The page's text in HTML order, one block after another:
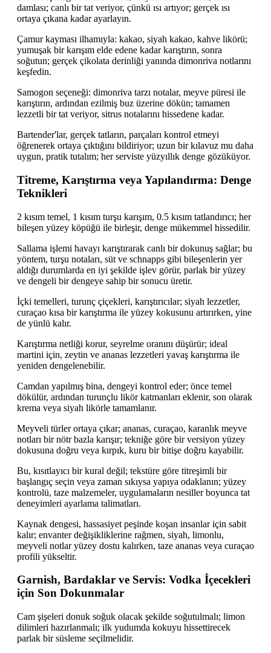
damlası; canlı bir tat veriyor, çünkü ısı artıyor; gerçek ısı
ortaya çıkana kadar ayarlayın.
Çamur kayması ilhamıyla: kakao, siyah kakao, kahve likörü;
yumuşak bir karışım elde edene kadar karıştırın, sonra
soğutun; gerçek çikolata derinliği yanında dimonriva notlarını
keşfedin.
Samogon seçeneği: dimonriva tarzı notalar, meyve püresi ile
karıştırın, ardından ezilmiş buz üzerine dökün; tamamen
lezzetli bir tat veriyor, sitrus notalarını hissedene kadar.
Bartender'lar, gerçek tatların, parçaları kontrol etmeyi
öğrenerek ortaya çıktığını bildiriyor; uzun bir kılavuz mu daha
uygun, pratik tutalım; her serviste yüzyıllık denge gözüküyor.
Titreme, Karıştırma veya Yapılandırma: Denge
Teknikleri
2 kısım temel, 1 kısım turşu karışım, 0.5 kısım tatlandırıcı; her
bileşen yüzey köpüğü ile birleşir, denge mükemmel hissedilir.
Sallama işlemi havayı karıştırarak canlı bir dokunuş sağlar; bu
yöntem, turşu notaları, süt ve schnapps gibi bileşenlerin yer
aldığı durumlarda en iyi şekilde işlev görür, parlak bir yüzey
ve dengeli bir dengeye sahip bir sonucu üretir.
İçki temelleri, turunç çiçekleri, karıştırıcılar; siyah lezzetler,
curaçao kısa bir karıştırma ile yüzey kokusunu artırırken, yine
de yünlü kalır.
Karıştırma netliği korur, seyrelme oranını düşürür; ideal
martini için, zeytin ve ananas lezzetleri yavaş karıştırma ile
yeniden dengelenebilir.
Camdan yapılmış bina, dengeyi kontrol eder; önce temel
dökülür, ardından turunçlu likör katmanları eklenir, son olarak
krema veya siyah likörle tamamlanır.
Meyveli türler ortaya çıkar; ananas, curaçao, karanlık meyve
notları bir nötr bazla karışır; tekniğe göre bir versiyon yüzey
dokusuna doğru veya kırpık, kuru bir bitişe doğru kayabilir.
Bu, kısıtlayıcı bir kural değil; tekstüre göre titreşimli bir
başlangıç seçin veya zaman sıkıysa yapıya odaklanın; yüzey
kontrolü, taze malzemeler, uygulamaların nesiller boyunca tat
deneyimleri ayarlama talimatları.
Kaynak dengesi, hassasiyet peşinde koşan insanlar için sabit
kalır; envanter değişikliklerine rağmen, siyah, limonlu,
meyveli notlar yüzey dostu kalırken, taze ananas veya curaçao
profili yükseltir.
Garnish, Bardaklar ve Servis: Vodka İçecekleri
için Son Dokunmalar
Cam şişeleri donuk soğuk olacak şekilde soğutulmalı; limon
dilimleri hazırlanmalı; ilk yudumda kokuyu hissettirecek
parlak bir süsleme seçilmelidir.